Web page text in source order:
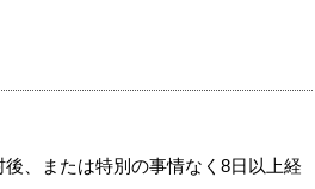
、または特別の事情なく8日以上経